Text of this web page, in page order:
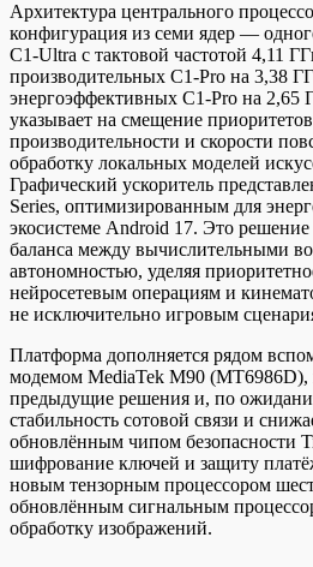
Архитектура центрального
конфигурация из семи ядер —
C1-Ultra с тактовой частотой 4,11
производительных C1-Pro на 3,38
энергоэффективных C1-Pro на 2,65
указывает на смещение
производительности и скорости
обработку локальных моделей
Графический ускоритель
Series, оптимизированным для
экосистеме Android 17. Это решение
баланса между вычислительными
автономностью, уделяя
нейросетевым операциям и
не исключительно игровым
Платформа дополняется рядом
модемом MediaTek M90 (MT6986D),
предыдущие решения и, по
стабильность сотовой связи и
обновлённым чипом безопасности
шифрование ключей и защиту
новым тензорным процессором
обновлённым сигнальным
обработку изображений.